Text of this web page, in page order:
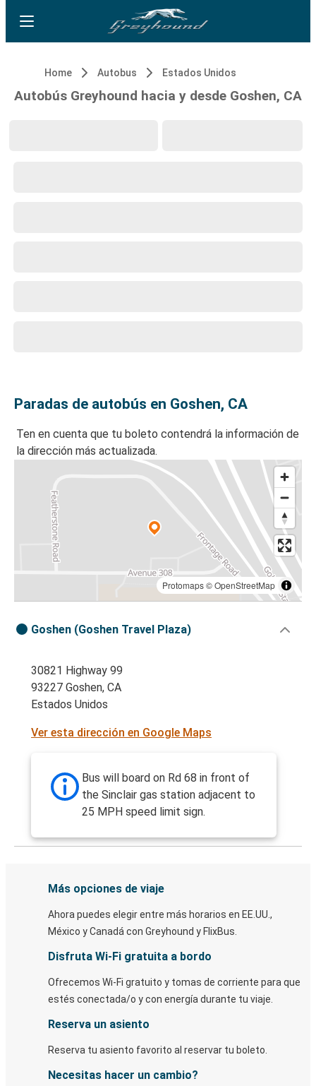
Home Autobus Estados Unidos
Autobús Greyhound hacia y desde Goshen, CA
Paradas de autobús en Goshen, CA
Ten en cuenta que tu boleto contendrá la información de
la dirección más actualizada.
Protomaps©OpenStreetMap
Goshen (Goshen Travel Plaza)
30821 Highway 99
93227 Goshen, CA
Estados Unidos
Ver esta dirección en Google Maps
Bus will board on Rd 68 in front of
the Sinclair gas station adjacent to
25 MPH speed limit sign.
Más opciones de viaje
Ahora puedes elegir entre más horarios en EE.UU.,
México y Canadá con Greyhound y FlixBus.
Disfruta Wi-Fi gratuita a bordo
Ofrecemos Wi-Fi gratuito y tomas de corriente para que
estés conectada/o y con energía durante tu viaje.
Reserva un asiento
Reserva tu asiento favorito al reservar tu boleto.
Necesitas hacer un cambio?